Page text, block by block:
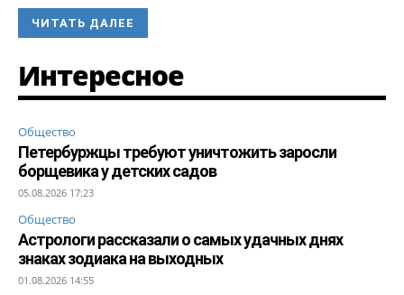
ЧИТАТЬ ДАЛЕЕ
Интересное
Общество
Петербуржцы требуют уничтожить заросли
борщевика у детских садов
05.08.2026 17:23
Общество
Астрологи рассказали о самых удачных днях
знаках зодиака на выходных
01.08.2026 14:55